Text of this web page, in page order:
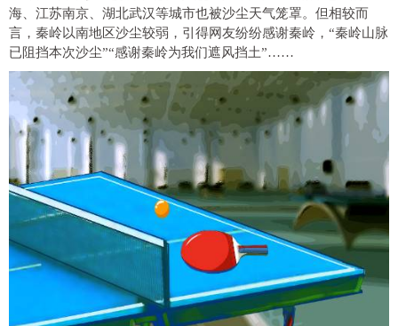
海、江苏南京、湖北武汉等城市也被沙尘天气笼罩。但相较而
言，秦岭以南地区沙尘较弱，引得网友纷纷感谢秦岭，“秦岭山脉
已阻挡本次沙尘”“感谢秦岭为我们遮风挡土”……